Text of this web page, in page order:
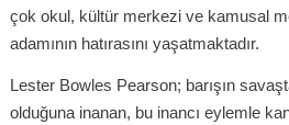
çok okul, kültür merkezi ve kamusal
adamının hatırasını yaşatmaktadır.
Lester Bowles Pearson; barışın
olduğuna inanan, bu inancı eylemle